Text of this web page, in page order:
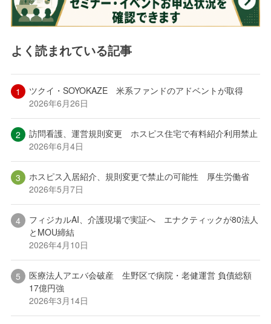
よく読まれている記事
ツクイ・SOYOKAZE 米系ファンドのアドベントが取得
2026年6月26日
訪問看護、運営規則変更 ホスピス住宅で有料紹介利用禁止
2026年6月4日
ホスピス入居紹介、規則変更で禁止の可能性 厚生労働省
2026年5月7日
フィジカルAI、介護現場で実証へ エナクティックが80法人
とMOU締結
2026年4月10日
医療法人アエバ会破産 生野区で病院・老健運営 負債総額
17億円強
2026年3月14日